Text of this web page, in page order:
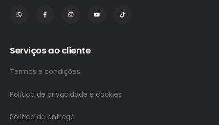
Serviços ao cliente
Termos e condições
Política de privacidade e cookies
Política de entrega